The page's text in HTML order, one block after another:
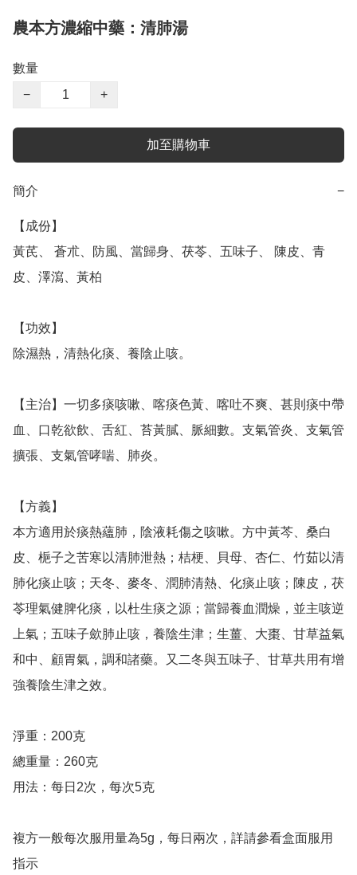
農本方濃縮中藥：清肺湯
數量
−
+
加至購物車
簡介 −
【成份】
黃芪、 蒼朮、防風、當歸身、茯苓、五味子、 陳皮、青
皮、澤瀉、黃柏
【功效】
除濕熱，清熱化痰、養陰止咳。
【主治】一切多痰咳嗽、喀痰色黃、喀吐不爽、甚則痰中帶
血、口乾欲飲、舌紅、苔黃膩、脈細數。支氣管炎、支氣管
擴張、支氣管哮喘、肺炎。
【方義】
本方適用於痰熱蘊肺，陰液耗傷之咳嗽。方中黃芩、桑白
皮、梔子之苦寒以清肺泄熱；桔梗、貝母、杏仁、竹茹以清
肺化痰止咳；天冬、麥冬、潤肺清熱、化痰止咳；陳皮，茯
苓理氣健脾化痰，以杜生痰之源；當歸養血潤燥，並主咳逆
上氣；五味子歛肺止咳，養陰生津；生薑、大棗、甘草益氣
和中、顧胃氣，調和諸藥。又二冬與五味子、甘草共用有增
強養陰生津之效。
淨重：200克
總重量：260克
用法：每日2次，每次5克
複方一般每次服用量為5g，每日兩次，詳請參看盒面服用
指示